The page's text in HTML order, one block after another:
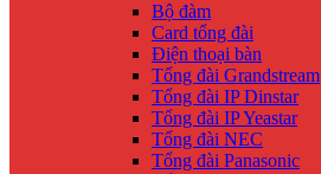
Bộ đàm
Card tổng đài
Điện thoại bàn
Tổng đài Grandstream
Tổng đài IP Dinstar
Tổng đài IP Yeastar
Tổng đài NEC
Tổng đài Panasonic